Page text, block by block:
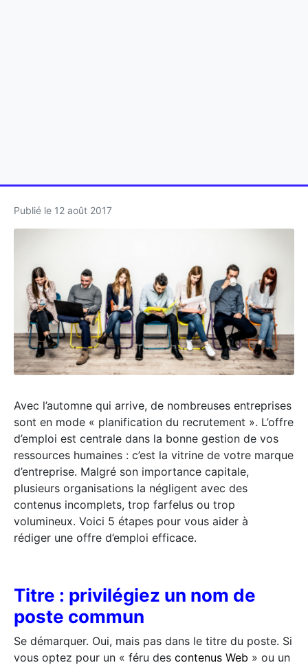
Publié le 12 août 2017
Avec l’automne qui arrive, de nombreuses entreprises
sont en mode « planification du recrutement ». L’offre
d’emploi est centrale dans la bonne gestion de vos
ressources humaines : c’est la vitrine de votre marque
d’entreprise. Malgré son importance capitale,
plusieurs organisations la négligent avec des
contenus incomplets, trop farfelus ou trop
volumineux. Voici 5 étapes pour vous aider à
rédiger une offre d’emploi efficace.
Titre : privilégiez un nom de
poste commun
Se démarquer. Oui, mais pas dans le titre du poste. Si
vous optez pour un « féru des contenus Web » ou un